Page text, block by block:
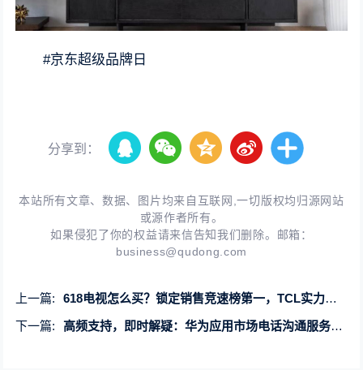
#京东超级品牌日
分享到：
本站所有文章、数据、图片均来自互联网,一切版权均归源网站
或源作者所有。
如果侵犯了你的权益请来信告知我们删除。邮箱：
business@qudong.com
上一篇:
618电视怎么买？锁定销售竞速榜第一，TCL实力领跑
下一篇:
高频支持，即时解疑：华为应用市场电话沟通服务开放